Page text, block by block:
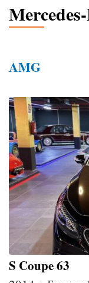
AMG
S Coupe 63